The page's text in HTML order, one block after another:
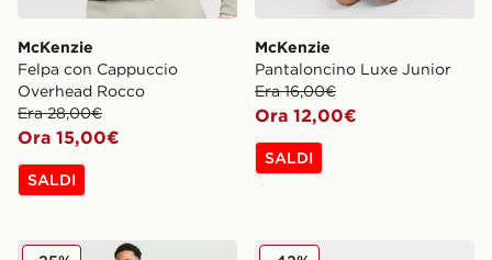
McKenzie
Felpa con Cappuccio
Overhead Rocco
Era 28,00€
Ora 15,00€
SALDI
McKenzie
Pantaloncino Luxe Junior
Era 16,00€
Ora 12,00€
SALDI
McKenzie Costume da bagno VacayMcKenzie Boxer